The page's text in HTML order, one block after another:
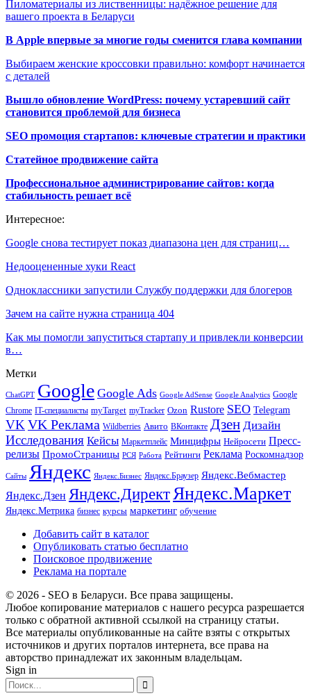
Пиломатериалы из лиственницы: надёжное решение для
вашего проекта в Беларуси
В Apple впервые за многие годы сменится глава компании
Выбираем женские кроссовки правильно: комфорт начинается
с деталей
Вышло обновление WordPress: почему устаревший сайт
становится проблемой для бизнеса
SEO промоция стартапов: ключевые стратегии и практики
Статейное продвижение сайта
Профессиональное администрирование сайтов: когда
стабильность решает всё
Интересное:
Google снова тестирует показ диапазона цен для страниц…
Недооцененные хуки React
Одноклассники запустили Службу поддержки для блогеров
Зачем на сайте нужна страница 404
Как мы помогли запуститься стартапу и привлекли конверсии
в…
Метки
ChatGPT Google Google Ads Google AdSense Google Analytics Google
Chrome IT-специалисты myTarget myTracker Ozon Rustore SEO Telegram
VK VK Реклама Wildberries Авито ВКонтакте Дзен Дизайн
Исследования Кейсы Маркетплейс Минцифры Нейросети Пресс-
релизы ПромоСтраницы РСЯ Работа Рейтинги Реклама Роскомнадзор
Сайты Яндекс Яндекс.Бизнес Яндекс.Браузер Яндекс.Вебмастер
Яндекс.Дзен Яндекс.ДиректЯндекс.Маркет
Яндекс.Метрика бизнес курсы маркетинг обучение
Добавить сайт в каталог
Опубликовать статью бесплатно
Поисковое продвижение
Реклама на портале
© 2026 - SEO в Беларуси. Все права защищены.
Любое копирование материалов с нашего ресурса разрешается
только с обратной активной ссылкой на страницу статьи.
Все материалы опубликованные на сайте взяты с открытых
источников и других порталов интернета, все права на
авторство принадлежат их законным владельцам.
Sign in